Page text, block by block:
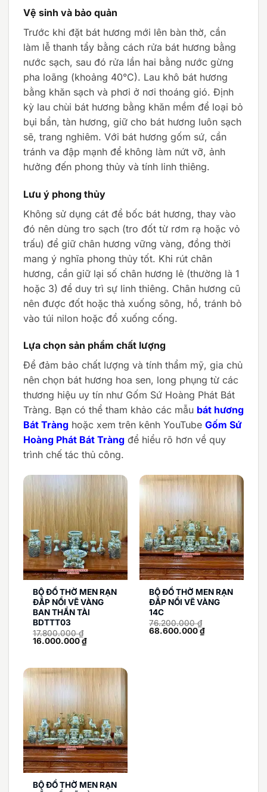
Vệ sinh và bảo quản
Trước khi đặt bát hương mới lên bàn thờ, cần
làm lễ thanh tẩy bằng cách rửa bát hương bằng
nước sạch, sau đó rửa lần hai bằng nước gừng
pha loãng (khoảng 40°C). Lau khô bát hương
bằng khăn sạch và phơi ở nơi thoáng gió. Định
kỳ lau chùi bát hương bằng khăn mềm để loại bỏ
bụi bẩn, tàn hương, giữ cho bát hương luôn sạch
sẽ, trang nghiêm. Với bát hương gốm sứ, cần
tránh va đập mạnh để không làm nứt vỡ, ảnh
hưởng đến phong thủy và tính linh thiêng.
Lưu ý phong thủy
Không sử dụng cát để bốc bát hương, thay vào
đó nên dùng tro sạch (tro đốt từ rơm rạ hoặc vỏ
trấu) để giữ chân hương vững vàng, đồng thời
mang ý nghĩa phong thủy tốt. Khi rút chân
hương, cần giữ lại số chân hương lẻ (thường là 1
hoặc 3) để duy trì sự linh thiêng. Chân hương cũ
nên được đốt hoặc thả xuống sông, hồ, tránh bỏ
vào túi nilon hoặc đổ xuống cống.
Lựa chọn sản phẩm chất lượng
Để đảm bảo chất lượng và tính thẩm mỹ, gia chủ
nên chọn bát hương hoa sen, long phụng từ các
thương hiệu uy tín như Gốm Sứ Hoàng Phát Bát
Tràng. Bạn có thể tham khảo các mẫu bát hương
Bát Tràng hoặc xem trên kênh YouTube Gốm Sứ
Hoàng Phát Bát Tràng để hiểu rõ hơn về quy
trình chế tác thủ công.
BỘ ĐỒ THỜ MEN RẠN
ĐẮP NỔI VẼ VÀNG
BAN THẦN TÀI
BDTTT03
17.800.000₫
Giá
16.000.000₫Giá
16.000.000 ₫.
BỘ ĐỒ THỜ MEN RẠN
ĐẮP NỔI VẼ VÀNG
14C
76.200.000₫
Giá
68.600.000₫Giá
BỘ ĐỒ THỜ MEN RẠN